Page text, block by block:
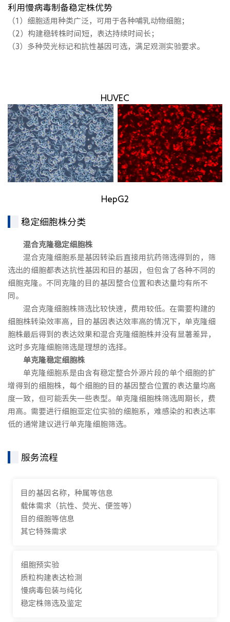
利用慢病毒制备稳定株优势
（1）细胞适用种类广泛，可用于各种哺乳动物细胞；
（2）构建稳转株时间短，表达持续时间长；
（3）多种荧光标记和抗性基因可选，满足观测实验要求。
HUVEC
HepG2
稳定细胞株分类
混合克隆稳定细胞株
混合克隆细胞系是基因转染后直接用抗药筛选得到的，筛
选出的细胞都表达抗性基因和目的基因，但包含了各种不同的
细胞克隆。不同克隆的目的基因整合位置和表达量均有所不
同。
混合克隆细胞株筛选比较快速，费用较低。在需要构建的
细胞株转染效率高，目的基因表达效率高的情况下，单克隆细
胞株最后得到的表达效果和混合克隆细胞株并没有显著差异，
这时多克隆细胞筛选是理想的选择。
单克隆稳定细胞株
单克隆细胞系是由含有稳定整合外源片段的单个细胞的扩
增得到的细胞株，每个细胞的目的基因整合位置的表达量均高
度一致，但可能丢失一些表型。单克隆细胞株筛选周期长，费
用高。需要进行细胞亚定位实验的细胞系，难感染的和表达率
低的通常建议进行单克隆细胞筛选。
服务流程
目的基因名称，种属等信息
载体需求（抗性、荧光、便签等）
目的细胞等信息
其它特殊需求
细胞预实验
质粒构建表达检测
慢病毒包装与纯化
稳定株筛选及鉴定